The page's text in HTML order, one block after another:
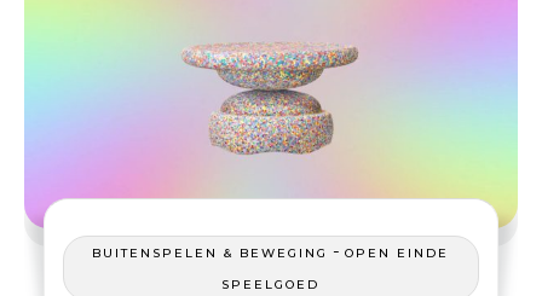
BUITENSPELEN & BEWEGING -OPEN EINDE
SPEELGOED